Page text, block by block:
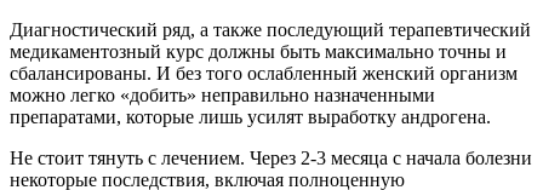
Диагностический ряд, а также последующий терапевтический
медикаментозный курс должны быть максимально точны и
сбалансированы. И без того ослабленный женский организм
можно легко «добить» неправильно назначенными
препаратами, которые лишь усилят выработку андрогена.
Не стоит тянуть с лечением. Через 2-3 месяца с начала болезни
некоторые последствия, включая полноценную